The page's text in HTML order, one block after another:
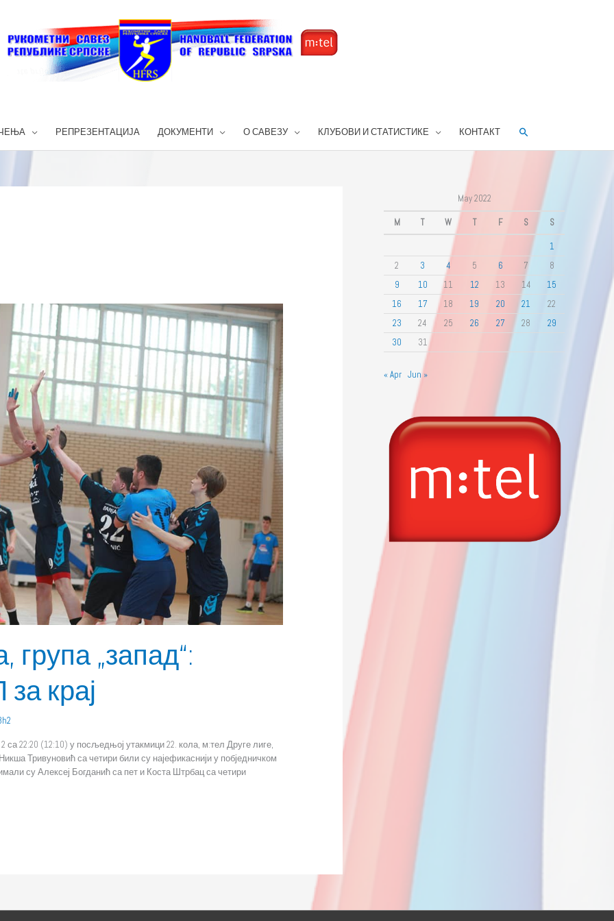
РЕПРЕЗЕНТАЦИЈА ДОКУМЕНТИ О САВЕЗУ КЛУБОВИ И СТАТИСТИКЕ КОНТАКТ Search
група „запад“:
крај
22:20 (12:10) у посљедњој утакмици 22. кола, м:тел Друге лиге,
Тривуновић са четири били су најефикаснији у побједничком
су Алексеј Богданић са пет и Коста Штрбац са четири
May 2022
M T W T F S S
1
2
3 4 5 6 7
8
9
10 11 12 13 14
15
16
17 18 19 20 21
22
23
24 25 26 27 28
29
30
31
« Apr Jun »